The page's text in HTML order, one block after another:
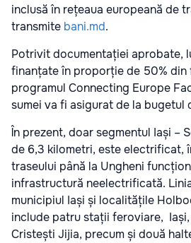
inclusă în rețeaua europeană de
transmite bani.md.
Potrivit documentației aprobate,
finanțate în proporție de 50% din
programul Connecting Europe
sumei va fi asigurat de la bugetul
În prezent, doar segmentul Iași –
de 6,3 kilometri, este electrificat,
traseului până la Ungheni
infrastructură neelectrificată.
municipiul Iași și localitățile
include patru stații feroviare,
Cristești Jijia, precum și două